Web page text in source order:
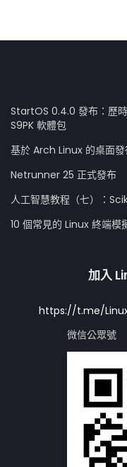
StartOS 0.4.0 發布：歷
S9PK 軟體包
基於 Arch Linux 的桌面
Netrunner 25 正式發布
人工智慧教程（七）：
10 個常見的 Linux 終端模
加入
https://t.me/
微信公眾號